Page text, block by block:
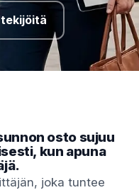
osto sujuu
kun apuna
joka tuntee